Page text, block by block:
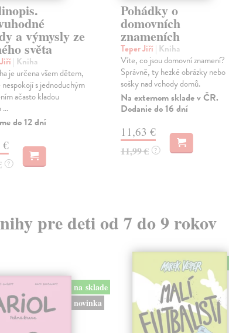
a výmysly ze
světa
| Kniha
je určena všem dětem,
s jednoduchým
ačasto kladou
do 12 dní
€
?
Pohádky o
domovních
znameních
Teper Jiří | Kniha
Víte, co jsou domovní znamení?
Správně, ty hezké obrázky nebo
sošky nad vchody domů.
Na externom sklade v ČR.
Dodanie do 16 dní
11,63 €
11,99 € ?
pre deti od 7 do 9 rokov
na sklade
novinka